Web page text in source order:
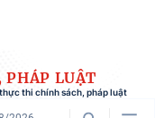
PHÁP LUẬT
thi chính sách, pháp luật